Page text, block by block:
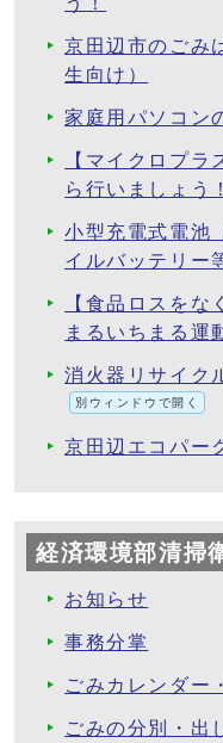
京田辺市のごみ
生向け）
家庭用パソコン
【マイクロプ
ら行いましょう！
小型充電式電池
イルバッテリー
【食品ロスを
まるいちまる運
消火器リサイク
別ウィンドウで開く
京田辺エコパー
経済環境部清掃
お知らせ
事務分掌
ごみカレンダー
ごみの分別・出